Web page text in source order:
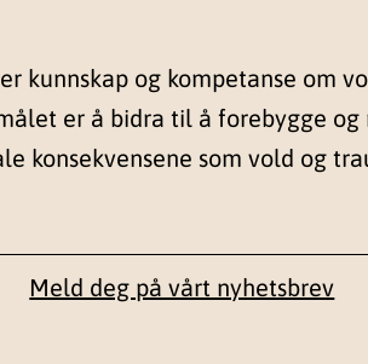
kunnskap og kompetanse om
er å bidra til å forebygge og
konsekvensene som vold og
Meld deg på vårt nyhetsbrev